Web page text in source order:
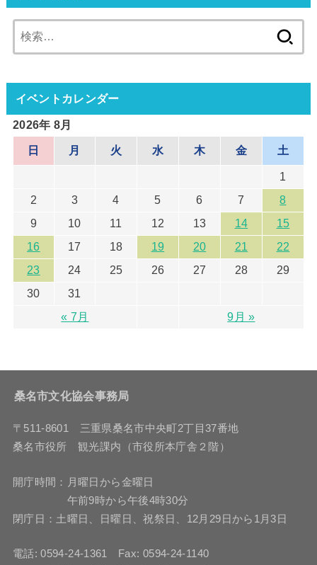
索:
イベントカレンダー
2026年 8月
日 月 火 水 木 金 土
1
2
3 4 5 6 7
8
9
10 11 12 13 14
15
16
17 18 19 20 21
22
23
24 25 26 27 28
29
30
31
« 7月
9月 »
桑名市文化協会事務局
〒511-8601 三重県桑名市中央町2丁目37番地
桑名市役所 観光課内（市役所本庁舎２階）
開庁時間：月曜日から金曜日
午前9時から午後4時30分
閉庁日：土曜日、日曜日、祝祭日、12月29日から1月3日
電話: 0594-24-1361 Fax: 0594-24-1140